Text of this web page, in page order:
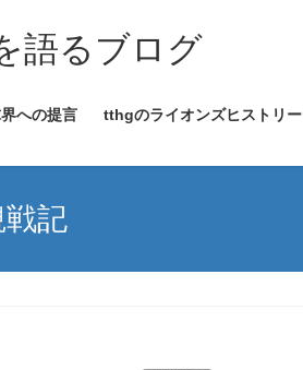
語るブログ
への提言 tthgのライオンズヒストリー
戦記